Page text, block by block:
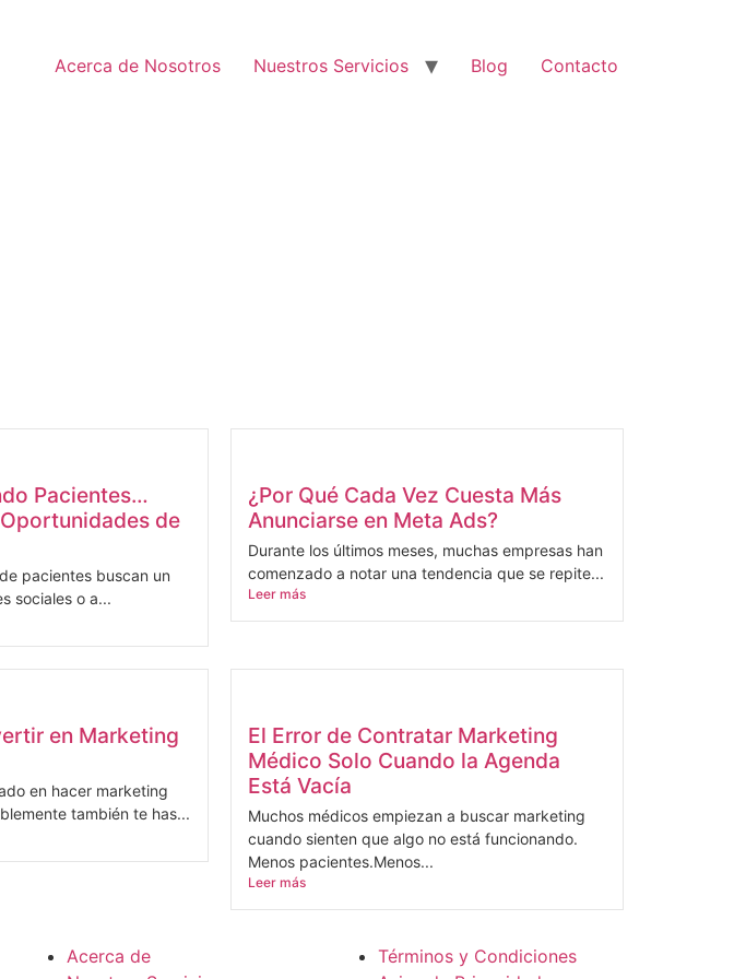
Acerca de Nosotros Nuestros Servicios Blog Contacto
Pacientes…
de
pacientes buscan un
sociales o a...
¿Por Qué Cada Vez Cuesta Más
Anunciarse en Meta Ads?
Durante los últimos meses, muchas empresas han
comenzado a notar una tendencia que se repite...
Leer más
en Marketing
en hacer marketing
también te has...
El Error de Contratar Marketing
Médico Solo Cuando la Agenda
Está Vacía
Muchos médicos empiezan a buscar marketing
cuando sienten que algo no está funcionando.
Menos pacientes.Menos...
Leer más
Acerca de
Términos y Condiciones